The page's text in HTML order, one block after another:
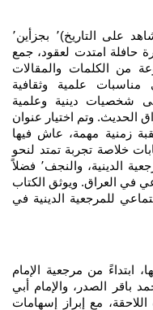
صدر في مدينة النجف حديثاً٬ كتاب (شاهد على التاريخ)٬ بجزأين٬
حافلة امتدت لعقود، جمع
محمد بحر العلوم٬ مجموعة من الكلمات والمقالات
علمية وثقافية
شخصيات دينية وعلمية
الحديث. وتم اختيار عنوان
زمنية مهمة، عاش فيها
خلاصة تجربة تمتد لنحو
سبعين عاماً من التفاعل مع قضايا المرجعية الدينية، والنجف٬ فضلاً
في العراق. ويوثق الكتاب
للمرجعية الدينية في
ابتداءً من مرجعية الإمام
باقر الصدر، والإمام أبي
مع إبراز إسهامات